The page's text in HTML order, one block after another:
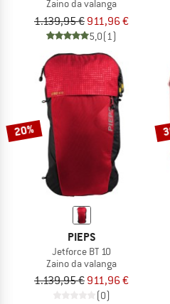
Zaino da valanga
1.139,95 € 911,96 €
5,0(1)
20%
PIEPS
Jetforce BT 10
Zaino da valanga
1.139,95 € 911,96 €
(0)